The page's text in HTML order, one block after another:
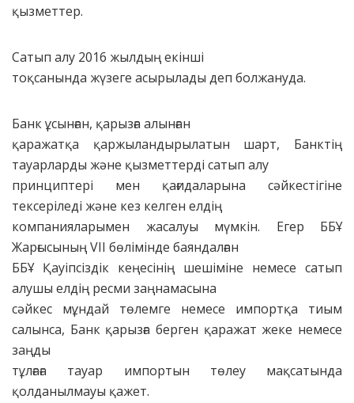
қызметтер.
Сатып алу 2016 жылдың екінші
тоқсанында жүзеге асырылады деп болжануда.
Банк ұсынған, қарызға алынған
қаражатқа қаржыландырылатын шарт, Банктің
тауарларды және қызметтерді сатып алу
принциптері мен қағидаларына сәйкестігіне
тексеріледі және кез келген елдің
компанияларымен жасалуы мүмкін. Егер ББҰ
Жарғысының VII бөлімінде баяндалған
ББҰ Қауіпсіздік кеңесінің шешіміне немесе сатып
алушы елдің ресми заңнамасына
сәйкес мұндай төлемге немесе импортқа тиым
салынса, Банк қарызға берген қаражат жеке немесе
заңды
тұлғаға тауар импортын төлеу мақсатында
қолданылмауы қажет.